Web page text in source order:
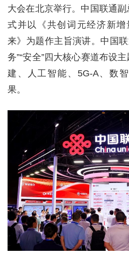
大会在北京举行。中国联通
式并以《共创词元经济新
来》为题作主旨演讲。中国联
务”“安全”四大核心赛道布设
建、人工智能、5G-A、数
果。